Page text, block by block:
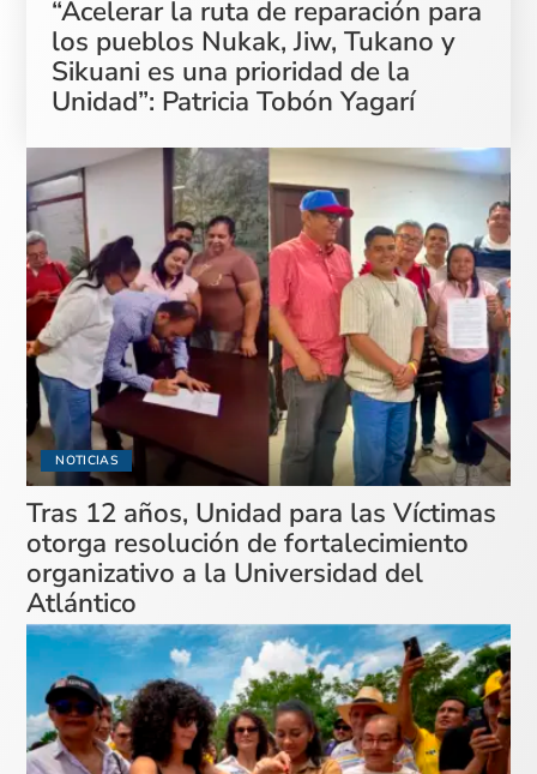
“Acelerar la ruta de reparación para
los pueblos Nukak, Jiw, Tukano y
Sikuani es una prioridad de la
Unidad”: Patricia Tobón Yagarí
NOTICIAS
Tras 12 años, Unidad para las Víctimas
otorga resolución de fortalecimiento
organizativo a la Universidad del
Atlántico